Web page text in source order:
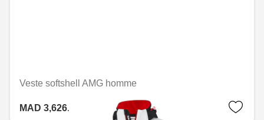
Veste softshell AMG homme
MAD 3,626.40